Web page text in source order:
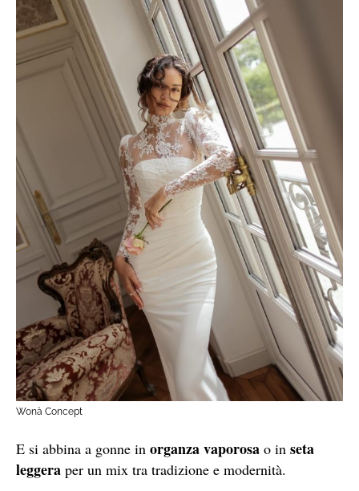
Wonà Concept
E si abbina a gonne in organza vaporosa o in seta
leggera per un mix tra tradizione e modernità.